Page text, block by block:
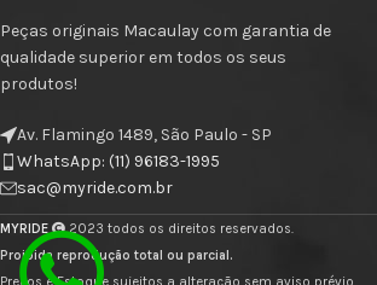
Peças originais Macaulay com garantia de
qualidade superior em todos os seus
produtos!
Av. Flamingo 1489, São Paulo - SP
WhatsApp: (11) 96183-1995
sac@myride.com.br
MYRIDE
2023 todos os direitos reservados.
Proibida reprodução total ou parcial.